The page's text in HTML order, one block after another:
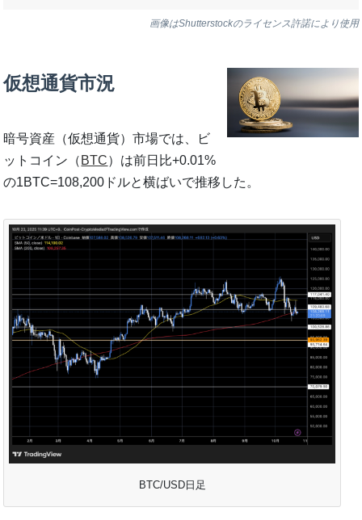
画像はShutterstockのライセンス許諾により使用
仮想通貨市況
暗号資産（仮想通貨）市場では、ビ
ットコイン（ BTC）は前日比+0.01%
の1BTC=108,200ドルと横ばいで推移した。
BTC/USD日足